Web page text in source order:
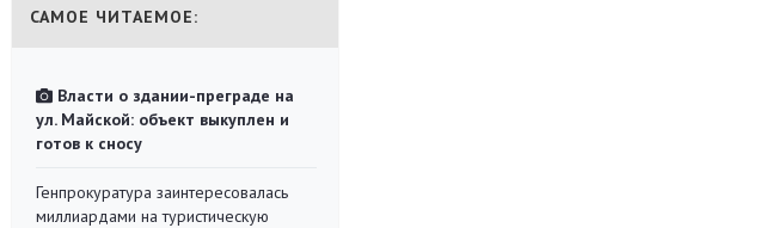
САМОЕ ЧИТАЕМОЕ:
Власти о здании-преграде на
ул. Майской: объект выкуплен и
готов к сносу
Генпрокуратура заинтересовалась
миллиардами на туристическую